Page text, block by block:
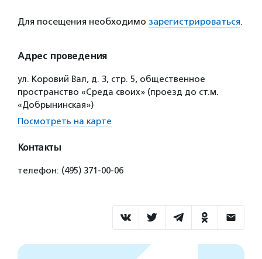
Для посещения необходимо зарегистрироваться.
Адрес проведения
ул. Коровий Вал, д. 3, стр. 5, общественное
пространство «Среда своих» (проезд до ст.м.
«Добрынинская»)
Посмотреть на карте
Контакты
телефон: (495) 371-00-06